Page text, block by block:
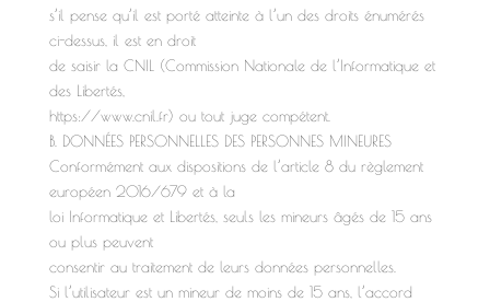
s’il pense qu’il est porté atteinte à l’un des droits énumérés
ci-dessus, il est en droit
de saisir la CNIL (Commission Nationale de l’Informatique et
des Libertés,
https://www.cnil.fr) ou tout juge compétent.
B. DONNÉES PERSONNELLES DES PERSONNES MINEURES
Conformément aux dispositions de l’article 8 du règlement
européen 2016/679 et à la
loi Informatique et Libertés, seuls les mineurs âgés de 15 ans
ou plus peuvent
consentir au traitement de leurs données personnelles.
Si l’utilisateur est un mineur de moins de 15 ans, l’accord